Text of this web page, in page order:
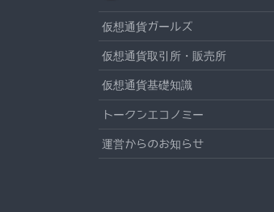
仮想通貨ガールズ
仮想通貨取引所・販売所
仮想通貨基礎知識
トークンエコノミー
運営からのお知らせ